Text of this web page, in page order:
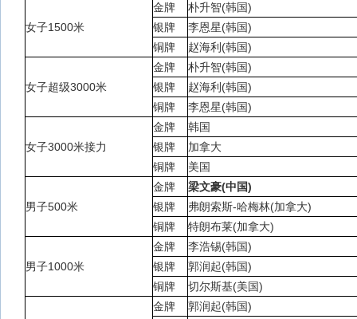
女子1500米
金牌
朴升智(韩国)
银牌
李恩星(韩国)
铜牌
赵海利(韩国)
女子超级3000米
金牌
朴升智(韩国)
银牌
赵海利(韩国)
铜牌
李恩星(韩国)
女子3000米接力
金牌
韩国
银牌
加拿大
铜牌
美国
男子500米
金牌
梁文豪(中国)
银牌
弗朗索斯-哈梅林(加拿大)
铜牌
特朗布莱(加拿大)
男子1000米
金牌
李浩锡(韩国)
银牌
郭润起(韩国)
铜牌
切尔斯基(美国)
金牌
郭润起(韩国)